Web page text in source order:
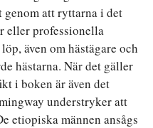
att ryttarna i det
eller professionella
även om hästägare och
hästarna. När det gäller
i boken är även det
understryker att
etiopiska männen ansågs